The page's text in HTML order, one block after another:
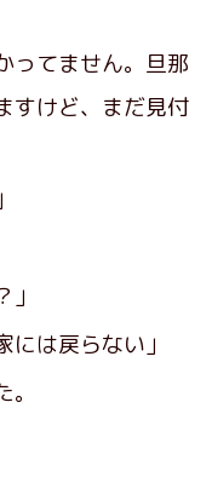
ってません。旦那
すけど、まだ見付
には戻らない」